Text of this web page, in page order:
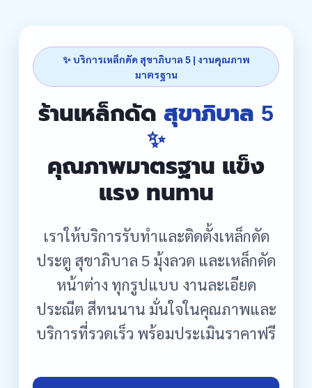
✨ บริการเหล็กดัด สุขาภิบาล 5 | งานคุณภาพ
มาตรฐาน
ร้านเหล็กดัด สุขาภิบาล 5
✨
คุณภาพมาตรฐาน แข็ง
แรง ทนทาน
เราให้บริการรับทำและติดตั้งเหล็กดัด
ประตู สุขาภิบาล 5 มุ้งลวด และเหล็กดัด
หน้าต่าง ทุกรูปแบบ งานละเอียด
ประณีต สีทนนาน มั่นใจในคุณภาพและ
บริการที่รวดเร็ว พร้อมประเมินราคาฟรี